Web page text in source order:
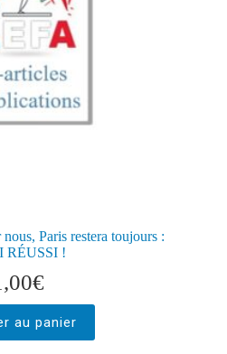
Paris restera toujours :
RÉUSSI !
€
au panier